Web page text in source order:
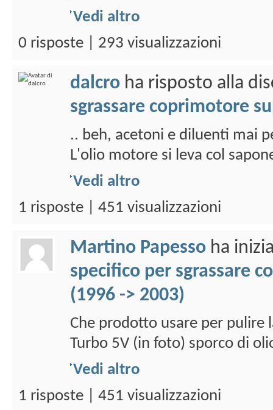
Vedi altro
0 risposte | 293 visualizzazioni
dalcro ha risposto alla
sgrassare coprimotore
.. beh, acetoni e diluenti mai
L'olio motore si leva col
Vedi altro
1 risposte | 451 visualizzazioni
Martino Papesso ha
specifico per sgrassare
(1996 -> 2003)
Che prodotto usare per pulire
Turbo 5V (in foto) sporco di
Vedi altro
1 risposte | 451 visualizzazioni